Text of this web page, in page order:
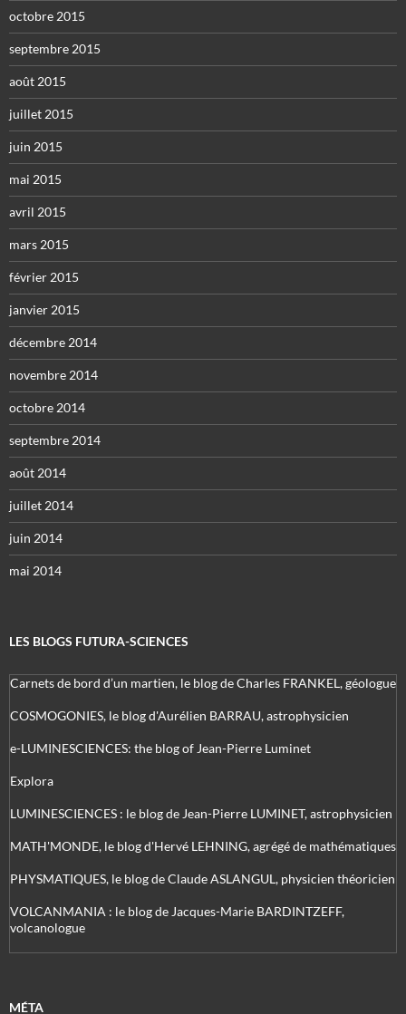
octobre 2015
septembre 2015
août 2015
juillet 2015
juin 2015
mai 2015
avril 2015
mars 2015
février 2015
janvier 2015
décembre 2014
novembre 2014
octobre 2014
septembre 2014
août 2014
juillet 2014
juin 2014
mai 2014
LES BLOGS FUTURA-SCIENCES
Carnets de bord d’un martien, le blog de Charles FRANKEL, géologue
COSMOGONIES, le blog d'Aurélien BARRAU, astrophysicien
e-LUMINESCIENCES: the blog of Jean-Pierre Luminet
Explora
LUMINESCIENCES : le blog de Jean-Pierre LUMINET, astrophysicien
MATH'MONDE, le blog d'Hervé LEHNING, agrégé de mathématiques
PHYSMATIQUES, le blog de Claude ASLANGUL, physicien théoricien
VOLCANMANIA : le blog de Jacques-Marie BARDINTZEFF,
volcanologue
MÉTA